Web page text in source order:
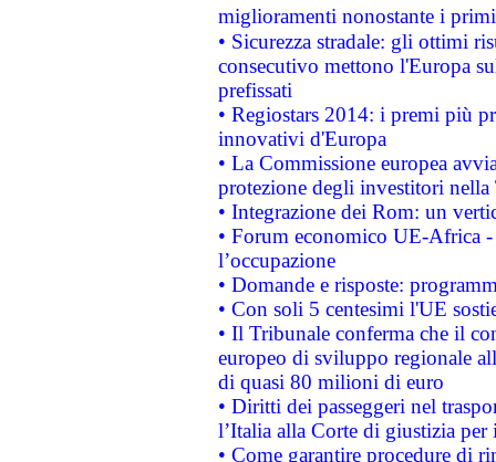
miglioramenti nonostante i
• Sicurezza stradale: gli ottimi
consecutivo mettono l'Europa
prefissati
• Regiostars 2014: i premi più
innovativi d'Europa
• La Commissione europea
protezione degli investitori
• Integrazione dei Rom: un
• Forum economico UE-Africa -
l’occupazione
• Domande e risposte:
• Con soli 5 centesimi l'UE
• Il Tribunale conferma che il
europeo di sviluppo regionale
di quasi 80 milioni di euro
• Diritti dei passeggeri nel
l’Italia alla Corte di giustizia
• Come garantire procedure di